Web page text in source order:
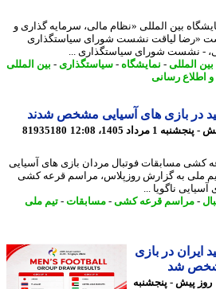
المللی «نظام مالی، سرمایه گذاری و
لیاقت نشست شورای سیاستگذاری
نشست شورای سیاستگذاری ...
-نمایشگاه-سیاستگذاری- بین المللی
رسانی
در بازی های آسیایی مشخص شدند
81935180
مسابقات فوتبال مردان بازی های آسیایی
و تیم ملی به گزارش روزپلاس، مراسم قرعه کشی
ناگویا ...
مراسم قرعه کشی-مسابقات-تیم ملی
در بازی
پیش - پنجشنبه